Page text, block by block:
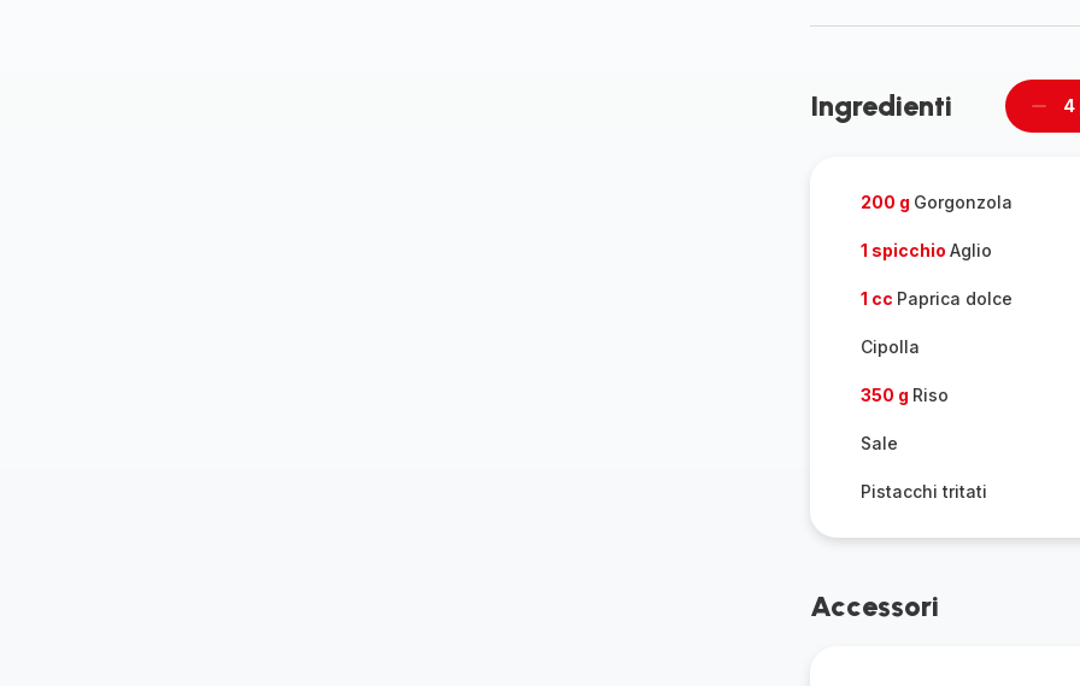
-
Ingredienti 4
200 g Gorgonzola
1 spicchio Aglio
1 cc Paprica dolce
Cipolla
350 g Riso
Sale
Pistacchi tritati
Accessori